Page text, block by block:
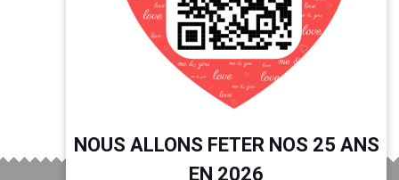
NOUS ALLONS FETER NOS 25 ANS
EN 2026